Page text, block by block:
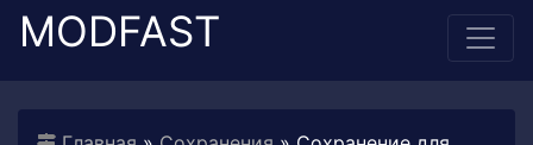
MODFAST